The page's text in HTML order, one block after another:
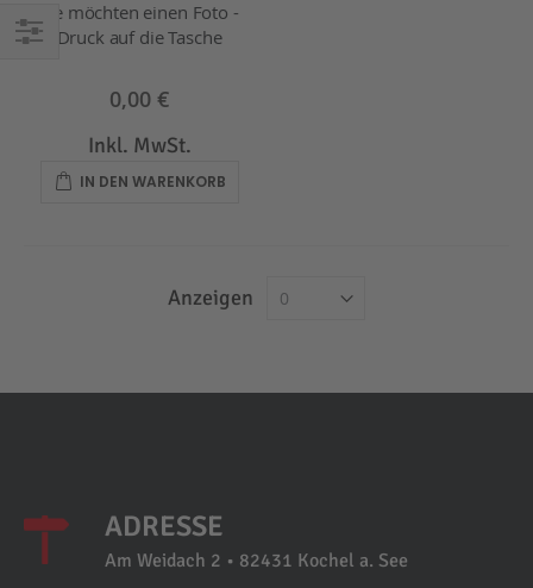
Sie möchten einen Foto -
Druck auf die Tasche
0,00 €
Inkl. MwSt.
IN DEN WARENKORB
Anzeigen
ADRESSE
Am Weidach 2 • 82431 Kochel a. See